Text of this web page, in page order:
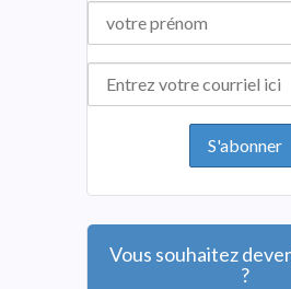
Vous souhaitez
?